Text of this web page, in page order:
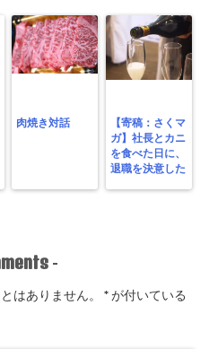
肉焼き対話
【寄稿：さくマ
ガ】社長とカニ
を食べた日に、
退職を決意した
-
はありません。 *が付いている